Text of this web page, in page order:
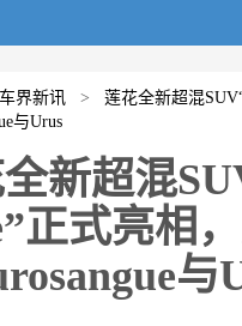
界新讯 >
莲花全新超混
与Urus
新超混
正式亮相
与